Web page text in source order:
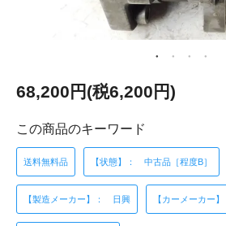
68,200円(税6,200円)
この商品のキーワード
送料無料品 【状態】： 中古品［程度B］
【製造メーカー】： 日興 【カーメーカー